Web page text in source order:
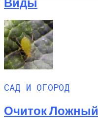
САД И ОГОРОД
Очиток Ложный